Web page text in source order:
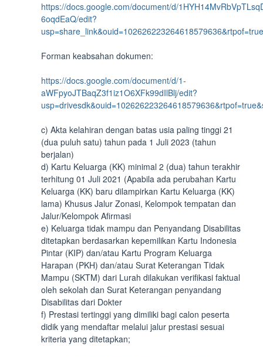
https://docs.google.com/document/d/
6oqdEaQ/edit?
Forman keabsahan dokumen:
https://docs.google.com/document/d/1-
aWFpyoJTBaqZ3f1iz1O6XFk99dIlBlj/edit?
c) Akta kelahiran dengan batas usia paling tinggi 21
(dua puluh satu) tahun pada 1 Juli 2023 (tahun
berjalan)
d) Kartu Keluarga (KK) minimal 2 (dua) tahun terakhir
terhitung 01 Juli 2021 (Apabila ada perubahan Kartu
Keluarga (KK) baru dilampirkan Kartu Keluarga (KK)
lama) Khusus Jalur Zonasi, Kelompok tempatan dan
Jalur/Kelompok Afirmasi
e) Keluarga tidak mampu dan Penyandang Disabilitas
ditetapkan berdasarkan kepemilikan Kartu Indonesia
Pintar (KIP) dan/atau Kartu Program Keluarga
Harapan (PKH) dan/atau Surat Keterangan Tidak
Mampu (SKTM) dari Lurah dilakukan verifikasi faktual
oleh sekolah dan Surat Keterangan penyandang
Disabilitas dari Dokter
f) Prestasi tertinggi yang dimiliki bagi calon peserta
didik yang mendaftar melalui jalur prestasi sesuai
kriteria yang ditetapkan;